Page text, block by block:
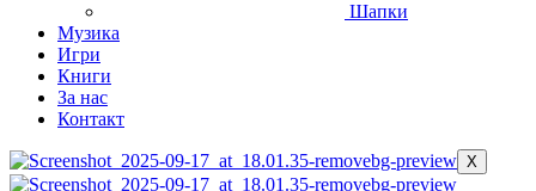
Шапки
Музика
Игри
Книги
За нас
Контакт
X